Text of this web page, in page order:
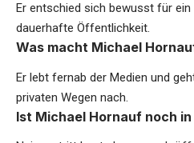
Er entschied sich bewusst für
dauerhafte Öffentlichkeit.
Was macht Michael
Er lebt fernab der Medien und
privaten Wegen nach.
Ist Michael Hornauf noch